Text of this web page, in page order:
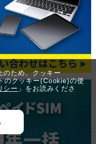
のため、クッキー
のクッキー(Cookie)の使
シー 」をお読みくださ